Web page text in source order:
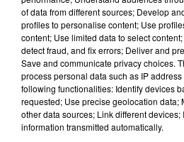
À LA UNE
of data from different sources; Develop
profiles to personalise content; Use
content; Use limited data to select
detect fraud, and fix errors; Deliver and
Save and communicate privacy choices.
process personal data such as IP
following functionalities: Identify devices
requested; Use precise geolocation data;
other data sources; Link different
information transmitted automatically.